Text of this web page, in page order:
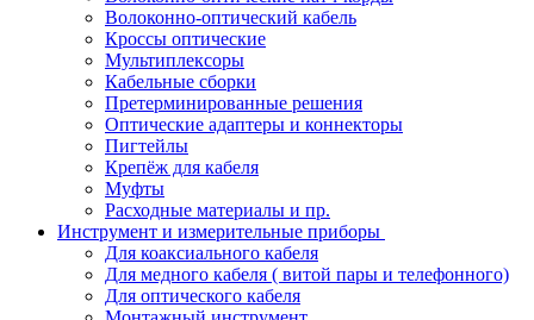
Волоконно-оптический кабель
Кроссы оптические
Мультиплексоры
Кабельные сборки
Претерминированные решения
Оптические адаптеры и коннекторы
Пигтейлы
Крепёж для кабеля
Муфты
Расходные материалы и пр.
Инструмент и измерительные приборы
Для коаксиального кабеля
Для медного кабеля ( витой пары и телефонного)
Для оптического кабеля